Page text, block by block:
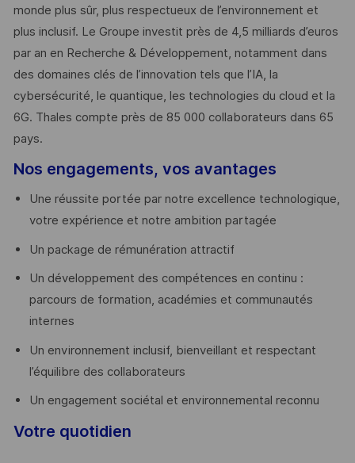
monde plus sûr, plus respectueux de l’environnement et
plus inclusif. Le Groupe investit près de 4,5 milliards d’euros
par an en Recherche & Développement, notamment dans
des domaines clés de l’innovation tels que l’IA, la
cybersécurité, le quantique, les technologies du cloud et la
6G. Thales compte près de 85 000 collaborateurs dans 65
pays. ​
Nos engagements, vos avantages
Une réussite portée par notre excellence technologique,
votre expérience et notre ambition partagée
Un package de rémunération attractif
Un développement des compétences en continu :
parcours de formation, académies et communautés
internes
Un environnement inclusif, bienveillant et respectant
l’équilibre des collaborateurs
Un engagement sociétal et environnemental reconnu
Votre quotidien